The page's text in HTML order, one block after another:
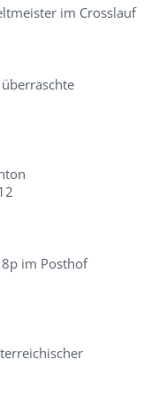
im Crosslauf
im Posthof